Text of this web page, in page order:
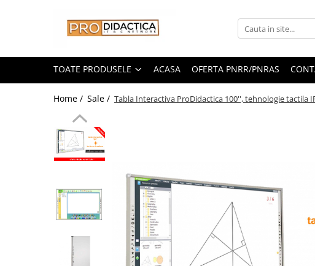
Toate Produsele
Oferta PNRR/PNRAS
Pachete Echipamente Sali Clasa
Pachete Echipamente Sala Clasa
Table/Display-uri Interactive
Table Interactive
Display-uri Interactive
Imprimante si Multifunctionale
Imprimante si Scanere 3D
Imprimante 3D
TOATE PRODUSELE ACASA OFERTA PNRR/PNRAS
Home / Sale / Tabla Interactiva ProDidactica 100'', tehnologie tactila